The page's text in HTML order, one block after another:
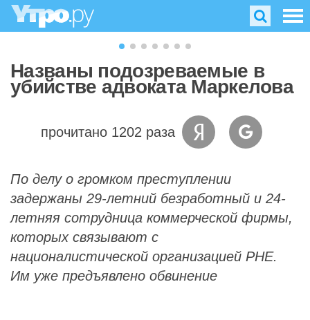
Названы подозреваемые в
убийстве адвоката Маркелова
прочитано 1202 раза
По делу о громком преступлении
задержаны 29-летний безработный и 24-
летняя сотрудница коммерческой фирмы,
которых связывают с
националистической организацией РНЕ.
Им уже предъявлено обвинение